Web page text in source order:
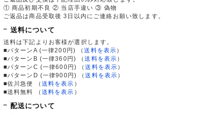
① 商品初期不良 ② 当店手違い ③ 偽物
ご返品は商品受取後 3日以内にご連絡お願い致します。
送料について
送料は下記よりお客様が選択します。
■パターンA (一律200円)
（送料を表示 ）
■パターンB (一律360円)
（送料を表示 ）
■パターンC (一律600円)
（送料を表示 ）
■パターンD (一律900円)
（送料を表示 ）
■佐川急便
（ 送料を表示 ）
■送料無料
（ 送料を表示 ）
配送について